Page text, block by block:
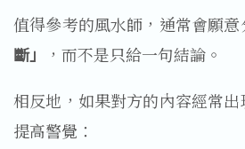
值得參考的風水師，通常會願意
斷」
，而不是只給一句結論。
相反地，如果對方的內容經常
提高警覺：